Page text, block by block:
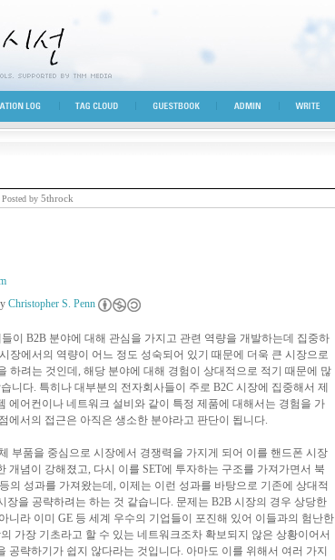
른 시선
LOG TAG CLOUD GUESTBOOK ADMIN WRITE
Posted by 5throck
Christopher S. Penn
이 B2B 분야에 대해 관심을 가지고 관련 역량을 개발하는데 집중하
장에서의 역량이 어느 정도 성숙되어 있기 때문에 더욱 큰 시장으로
하려는 것인데, 해당 분야에 대해 경험이 상대적으로 적기 때문에 많
니다. 특히나 대부분의 전자회사들이 주로 B2C 시장에 집중해서 제
에어컨이나 네트워크 설비와 같이 특정 제품에 대해서는 경험을 가
에서의 접근은 아직은 생소한 분야라고 판단이 됩니다.
부품을 중심으로 시장에서 경쟁력을 가지게 되어 이를 핸드폰 시장
개념이 강해졌고, 다시 이를 SET에 투자하는 구조를 가져가면서 북
의 성과를 가져왔는데, 이제는 이런 성과를 바탕으로 기존에 상대적
장을 공략하려는 하는 것 같습니다. 문제는 B2B 시장의 경우 상당한
니라 이미 GE 등 세계 우수의 기업들이 포진해 있어 이들과의 험난한
가장 기초라고 할 수 있는 네트워크조차 확보되지 않은 상황이어서
공략하기가 쉽지 않다라는 것입니다. 아마도 이를 위해서 여러 가지